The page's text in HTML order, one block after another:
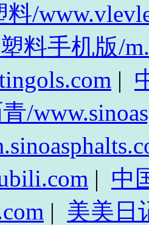
/
塑料手机版/
|
/
| 中
| 美美日